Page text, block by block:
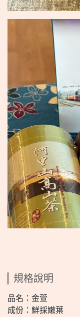
規格說明
品名：金萱
成份：鮮採嫩葉